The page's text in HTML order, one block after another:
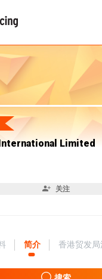
Limited
关注
简介 香港贸发局